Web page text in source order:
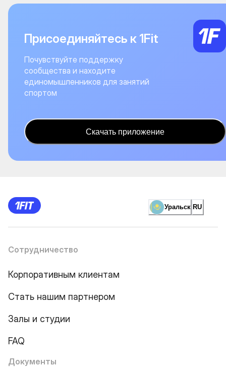
Присоединяйтесь к 1Fit
Почувствуйте поддержку
сообщества и находите
единомышленников для занятий
спортом
Скачать приложение
Уральск RU
Сотрудничество
Корпоративным клиентам
Стать нашим партнером
Залы и студии
FAQ
Документы